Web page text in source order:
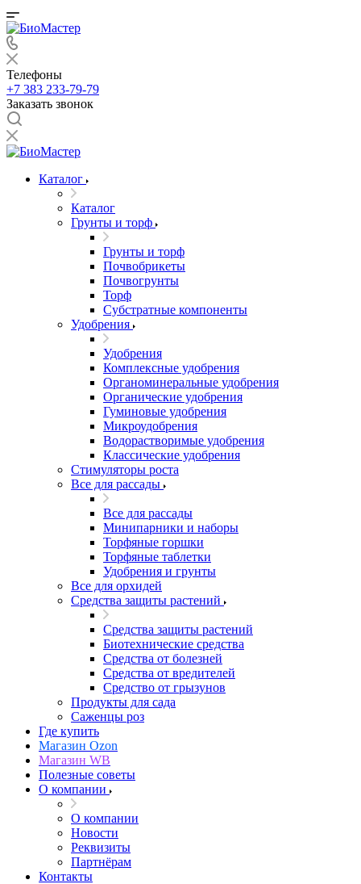
Телефоны
+7 383 233-79-79
Заказать звонок
Каталог
Каталог
Грунты и торф
Грунты и торф
Почвобрикеты
Почвогрунты
Торф
Субстратные компоненты
Удобрения
Удобрения
Комплексные удобрения
Органоминеральные удобрения
Органические удобрения
Гуминовые удобрения
Микроудобрения
Водорастворимые удобрения
Классические удобрения
Стимуляторы роста
Все для рассады
Все для рассады
Минипарники и наборы
Торфяные горшки
Торфяные таблетки
Удобрения и грунты
Все для орхидей
Средства защиты растений
Средства защиты растений
Биотехнические средства
Средства от болезней
Средства от вредителей
Средство от грызунов
Продукты для сада
Саженцы роз
Где купить
Магазин Ozon
Магазин WB
Полезные советы
О компании
О компании
Новости
Реквизиты
Партнёрам
Контакты